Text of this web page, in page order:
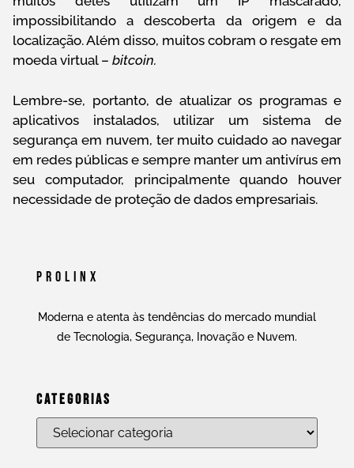
impossibilitando a descoberta da origem e da
localização. Além disso, muitos cobram o resgate em
moeda virtual – bitcoin.
Lembre-se, portanto, de atualizar os programas e
aplicativos instalados, utilizar um sistema de
segurança em nuvem, ter muito cuidado ao navegar
em redes públicas e sempre manter um antivírus em
seu computador, principalmente quando houver
necessidade de proteção de dados empresariais.
Prolinx
Moderna e atenta às tendências do mercado mundial
de Tecnologia, Segurança, Inovação e Nuvem.
Categorias